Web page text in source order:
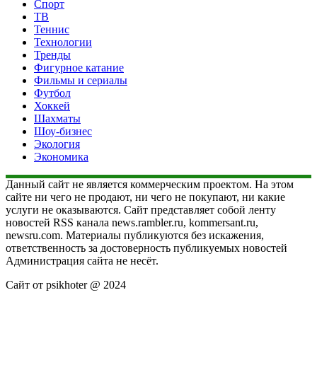
Спорт
ТВ
Теннис
Технологии
Тренды
Фигурное катание
Фильмы и сериалы
Футбол
Хоккей
Шахматы
Шоу-бизнес
Экология
Экономика
Данный сайт не является коммерческим проектом. На этом
сайте ни чего не продают, ни чего не покупают, ни какие
услуги не оказываются. Сайт представляет собой ленту
новостей RSS канала news.rambler.ru, kommersant.ru,
newsru.com. Материалы публикуются без искажения,
ответственность за достоверность публикуемых новостей
Администрация сайта не несёт.
Сайт от psikhoter @ 2024